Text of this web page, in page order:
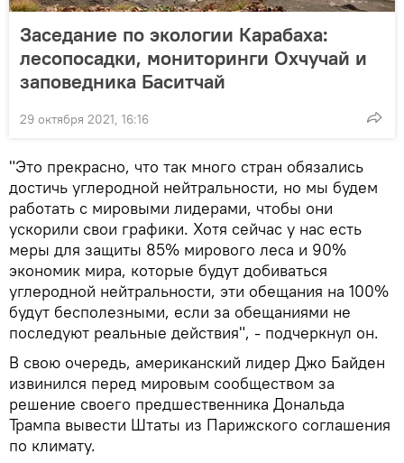
Заседание по экологии Карабаха:
лесопосадки, мониторинги Охчучай и
заповедника Баситчай
29 октября 2021, 16:16
"Это прекрасно, что так много стран обязались
достичь углеродной нейтральности, но мы будем
работать с мировыми лидерами, чтобы они
ускорили свои графики. Хотя сейчас у нас есть
меры для защиты 85% мирового леса и 90%
экономик мира, которые будут добиваться
углеродной нейтральности, эти обещания на 100%
будут бесполезными, если за обещаниями не
последуют реальные действия", - подчеркнул он.
В свою очередь, американский лидер Джо Байден
извинился перед мировым сообществом за
решение своего предшественника Дональда
Трампа вывести Штаты из Парижского соглашения
по климату.